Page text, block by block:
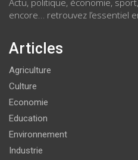
encore… retrouvez l’essentiel
Articles
Agriculture
Culture
Economie
Education
Environnement
Industrie